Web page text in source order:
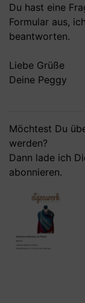
Du hast eine
Formular aus,
beantworten.
Liebe Grüße
Deine Peggy
Möchtest Du
werden?
Dann lade ich
abonnieren.